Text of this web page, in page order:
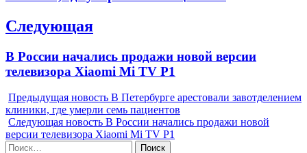
Следующая
Next
В России начались продажи новой версии
телевизора Xiaomi Mi TV P1
Предыдущая новость В Петербурге арестовали завотделением
клиники, где умерли семь пациентов
Следующая новость В России начались продажи новой
версии телевизора Xiaomi Mi TV P1
Найти: